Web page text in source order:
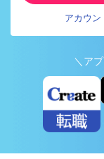
アカウン
＼ア